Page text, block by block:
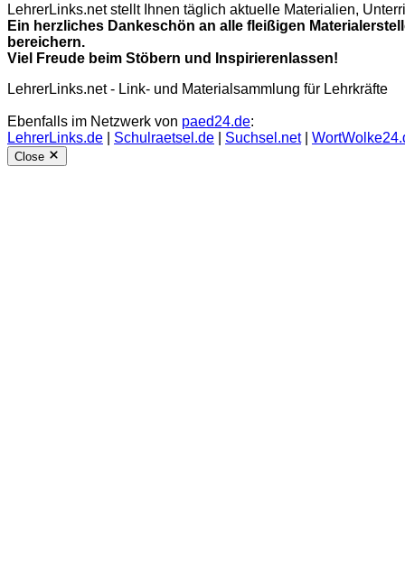
LehrerLinks.net stellt Ihnen täglich aktuelle Materialien,
Ein herzliches Dankeschön an alle fleißigen
bereichern.
Viel Freude beim Stöbern und Inspirierenlassen!
LehrerLinks.net - Link- und Materialsammlung für Lehrkräfte
Ebenfalls im Netzwerk von paed24.de:
LehrerLinks.de
Schulraetsel.de Suchsel.net|
Close